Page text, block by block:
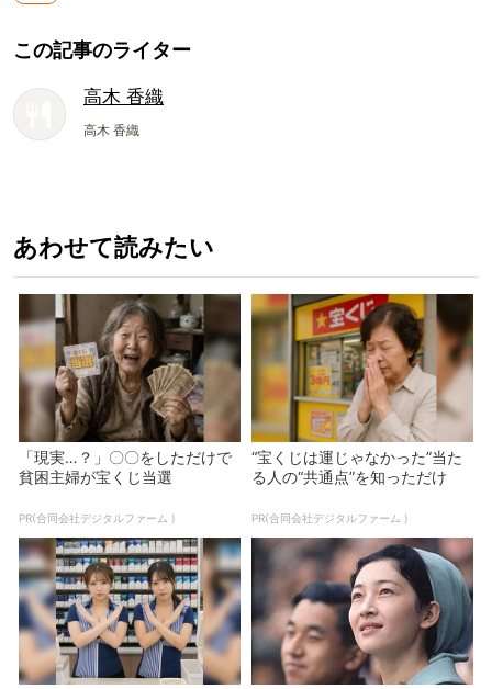
この記事のライター
高木 香織
高木 香織
あわせて読みたい
「現実…？」〇〇をしただけで
貧困主婦が宝くじ当選
PR(合同会社デジタルファーム )
“宝くじは運じゃなかった”当た
る人の“共通点”を知っただけ
PR(合同会社デジタルファーム )